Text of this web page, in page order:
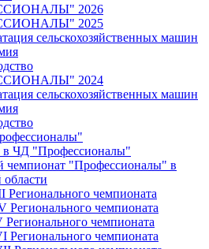
2026
2025
сельскохозяйственных машин
2024
сельскохозяйственных машин
в ЧД "Профессионалы"
чемпионат "Профессионалы" в
Регионального чемпионата
Регионального чемпионата
чемпионата
Регионального чемпионата